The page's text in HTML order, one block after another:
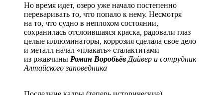
Но время идет, озеро уже начало постепенно
переваривать то, что попало к нему. Несмотря
на то, что судно в неплохом состоянии,
сохранилась отслоившаяся краска, радовали глаз
целые иллюминаторы, коррозия сделала свое дело
и металл начал «плакать» сталактитами
из ржавчины Роман Воробьёв Дайвер и сотрудник
Алтайского заповедника